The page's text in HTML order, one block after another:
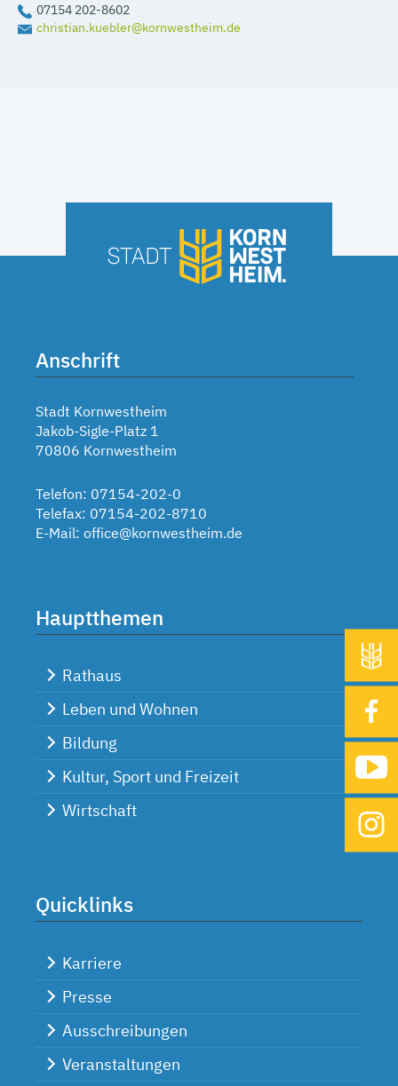
christian.kuebler@kornwestheim.de
07154 202-8602
Anschrift
Stadt Kornwestheim
Jakob-Sigle-Platz 1
70806 Kornwestheim
Telefon: 07154-202-0
Telefax: 07154-202-8710
E-Mail: office@kornwestheim.de
Hauptthemen
Rathaus
Leben und Wohnen
Bildung
Kultur, Sport und Freizeit
Wirtschaft
Quicklinks
Karriere
Presse
Ausschreibungen
Veranstaltungen